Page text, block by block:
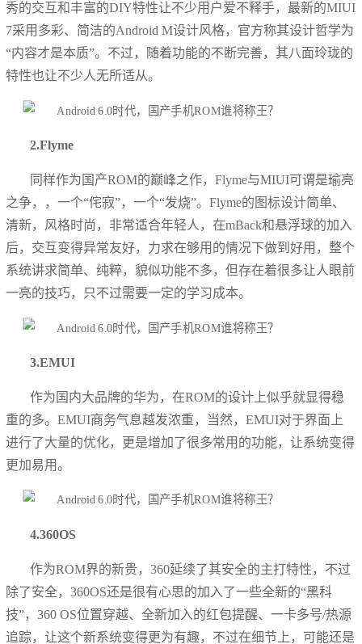
秀的交互和丰富的DIY特性让不少用户爱不释手，最新的MIUI
7采用多彩、简洁的Android M设计风格，官方称其设计哲学为
“内容才是本质”。不过，随着功能的不断完善，其八面玲珑的
特性也让不少人无所适从。
2.Flyme
同样作为国产ROM的巅峰之作，Flyme与MIUI可谓是瑜亮
之争，，一个“侘寂”，一个“发烧”。Flyme的图标设计简单、
清新，风格时尚，非常适合年轻人，在mBack和悬浮球的加入
后，交互变得异常友好，力求在够用的情况下做到好用，整个
系统讲求简单、纯粹，貌似功能不多，但存在着很多让人眼前
一亮的技巧，只不过需要一定的学习成本。
3.EMUI
作为国内大品牌的华为，在ROM的设计上似乎就显得稳
重的多。EMUI商务气息越发浓重，当然，EMUI对于界面上
进行了大量的优化，更是增加了很多常用的功能，让系统变得
更加易用。
4.360OS
作为ROM界的新贵，360延续了其安全的主打特性，不过
除了安全，360OS还是很有心思的加入了一些全新的“黑科
技”，360 OS位置穿越、全新加入的红包提醒、一卡多号/热源
追踪，让这个新系统变得更为有趣，不过在细节上，可能还是